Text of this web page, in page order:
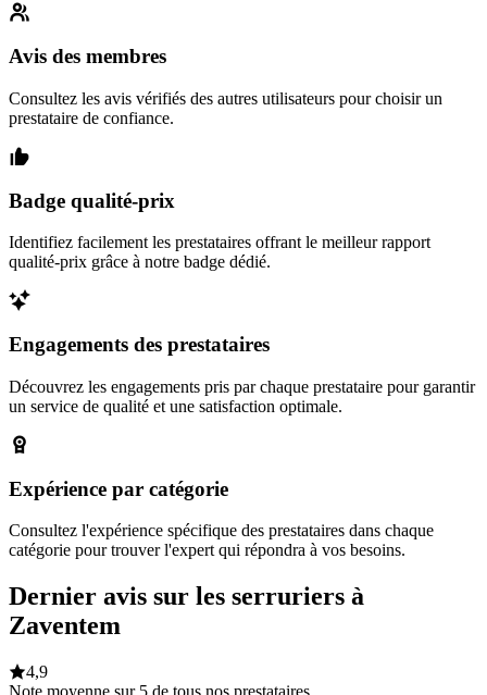
Avis des membres
Consultez les avis vérifiés des autres utilisateurs pour choisir un
prestataire de confiance.
Badge qualité-prix
Identifiez facilement les prestataires offrant le meilleur rapport
qualité-prix grâce à notre badge dédié.
Engagements des prestataires
Découvrez les engagements pris par chaque prestataire pour garantir
un service de qualité et une satisfaction optimale.
Expérience par catégorie
Consultez l'expérience spécifique des prestataires dans chaque
catégorie pour trouver l'expert qui répondra à vos besoins.
Dernier avis sur les serruriers à
Zaventem
4,9
Note moyenne sur 5 de tous nos prestataires